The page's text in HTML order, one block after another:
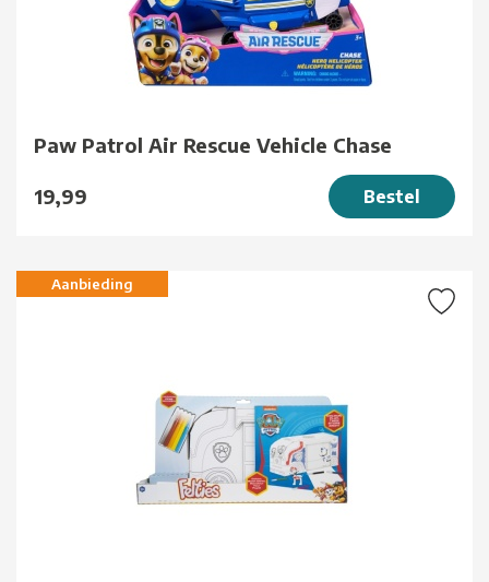
Paw Patrol Air Rescue Vehicle Chase
19,99 Bestel
Aanbieding